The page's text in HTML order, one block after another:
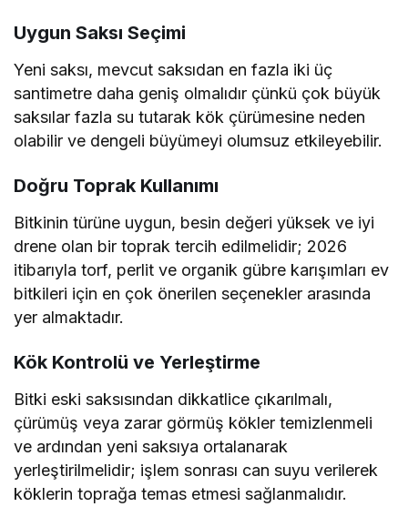
Uygun Saksı Seçimi
Yeni saksı, mevcut saksıdan en fazla iki üç
santimetre daha geniş olmalıdır çünkü çok büyük
saksılar fazla su tutarak kök çürümesine neden
olabilir ve dengeli büyümeyi olumsuz etkileyebilir.
Doğru Toprak Kullanımı
Bitkinin türüne uygun, besin değeri yüksek ve iyi
drene olan bir toprak tercih edilmelidir; 2026
itibarıyla torf, perlit ve organik gübre karışımları ev
bitkileri için en çok önerilen seçenekler arasında
yer almaktadır.
Kök Kontrolü ve Yerleştirme
Bitki eski saksısından dikkatlice çıkarılmalı,
çürümüş veya zarar görmüş kökler temizlenmeli
ve ardından yeni saksıya ortalanarak
yerleştirilmelidir; işlem sonrası can suyu verilerek
köklerin toprağa temas etmesi sağlanmalıdır.